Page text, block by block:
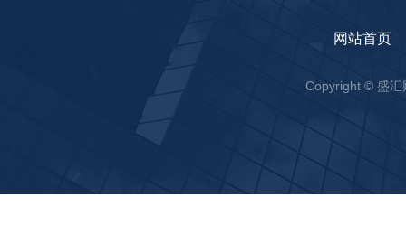
网站首页
Copyright © 盛